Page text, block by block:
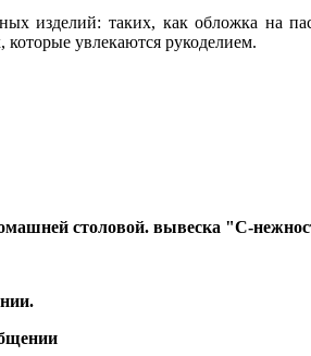
изделий: таких, как обложка на
увлекаются рукоделием.
столовой. вывеска "С-